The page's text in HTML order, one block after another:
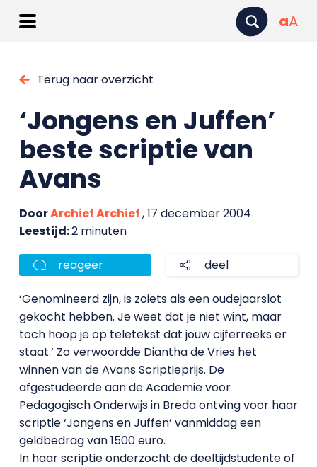
aA
Terug naar overzicht
‘Jongens en Juffen’
beste scriptie van
Avans
DoorArchief Archief, 17 december 2004
Leestijd:2 minuten
reageer deel
‘Genomineerd zijn, is zoiets als een oudejaarslot
gekocht hebben. Je weet dat je niet wint, maar
toch hoop je op teletekst dat jouw cijferreeks er
staat.’ Zo verwoordde Diantha de Vries het
winnen van de Avans Scriptieprijs. De
afgestudeerde aan de Academie voor
Pedagogisch Onderwijs in Breda ontving voor haar
scriptie ‘Jongens en Juffen’ vanmiddag een
geldbedrag van 1500 euro.
In haar scriptie onderzocht de deeltijdstudente of